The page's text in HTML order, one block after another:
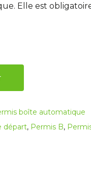
Elle est
boîte automatique
départ, Permis B,